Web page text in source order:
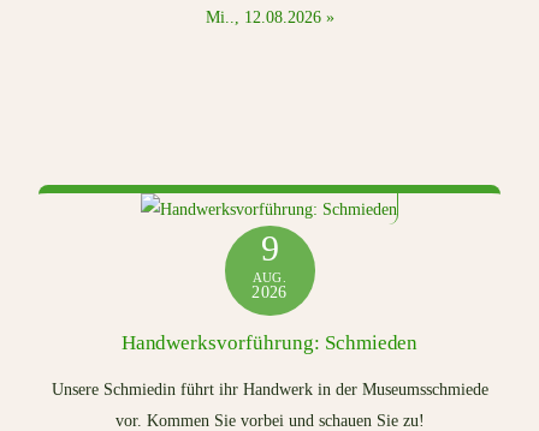
Mi.., 12.08.2026 »
9
AUG.
2026
Handwerksvorführung: Schmieden
Unsere Schmiedin führt ihr Handwerk in der Museumsschmiede
vor. Kommen Sie vorbei und schauen Sie zu!